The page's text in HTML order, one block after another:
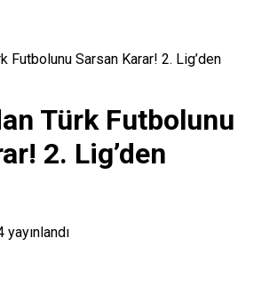
Futbolunu Sarsan Karar! 2. Lig’den
Türk Futbolunu
2. Lig’den
yayınlandı